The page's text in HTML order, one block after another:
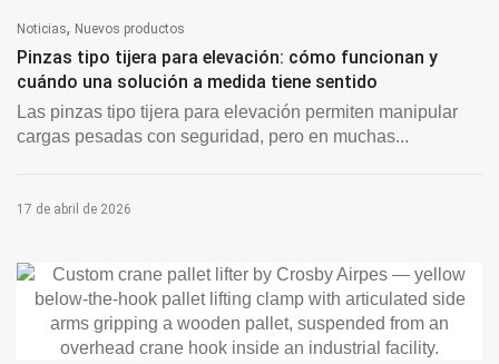
Noticias, Nuevos productos
Pinzas tipo tijera para elevación: cómo funcionan y
cuándo una solución a medida tiene sentido
Las pinzas tipo tijera para elevación permiten manipular
cargas pesadas con seguridad, pero en muchas...
17 de abril de 2026